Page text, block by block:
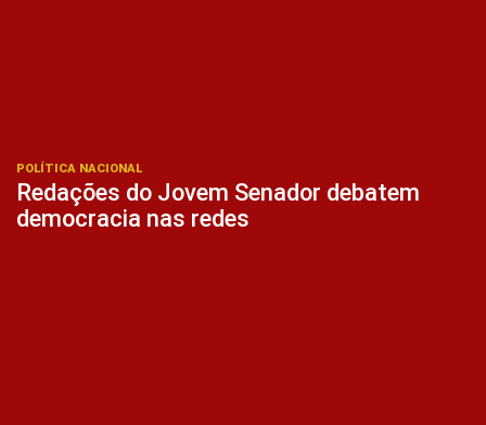
POLÍTICA NACIONAL
Redações do Jovem Senador debatem
democracia nas redes